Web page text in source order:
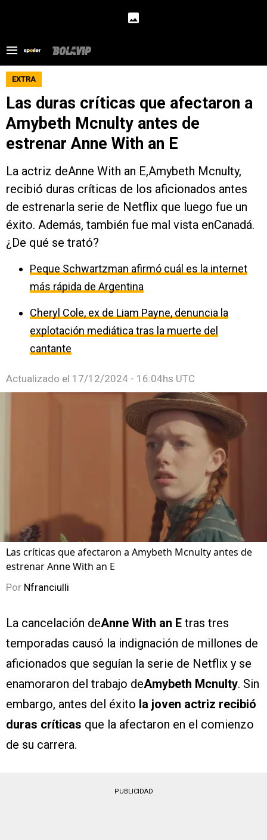
EXTRA
Las duras críticas que afectaron a
Amybeth Mcnulty antes de
estrenar Anne With an E
La actriz deAnne With an E,Amybeth Mcnulty,
recibió duras críticas de los aficionados antes
de estrenarla serie de Netflix que luego fue un
éxito. Además, también fue mal vista enCanadá.
¿De qué se trató?
Peque Schwartzman afirmó cuál es la internet
más rápida de Argentina
Cheryl Cole, ex de Liam Payne, denuncia la
explotación mediática tras la muerte del
cantante
Actualizado el 17/12/2024 - 16:04hs UTC
Las críticas que afectaron a Amybeth Mcnulty antes de
estrenar Anne With an E
Por Nfranciulli
La cancelación deAnne With an E tras tres
temporadas causó la indignación de millones de
aficionados que seguían la serie de Netflix y se
enamoraron del trabajo deAmybeth Mcnulty. Sin
embargo, antes del éxito la joven actriz recibió
duras críticas que la afectaron en el comienzo
de su carrera.
PUBLICIDAD